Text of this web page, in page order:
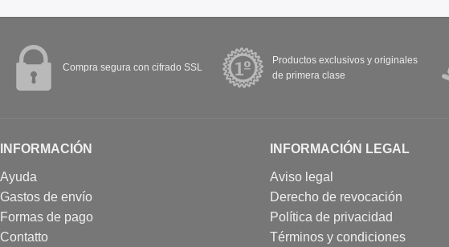
Compra segura con cifrado SSL
Productos exclusivos y originales
de primera clase
INFORMACIÓN
Ayuda
Gastos de envío
Formas de pago
Contatto
INFORMACIÓN LEGAL
Aviso legal
Derecho de revocación
Política de privacidad
Términos y condiciones